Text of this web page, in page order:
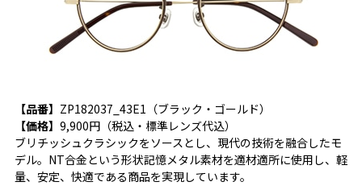
【品番】 ZP182037_43E1（ブラック・ゴールド）
【価格】 9,900円（税込・標準レンズ代込）
ブリチッシュクラシックをソースとし、現代の技術を融合したモ
デル。NT合金という形状記憶メタル素材を適材適所に使用し、軽
量、安定、快適である商品を実現しています。